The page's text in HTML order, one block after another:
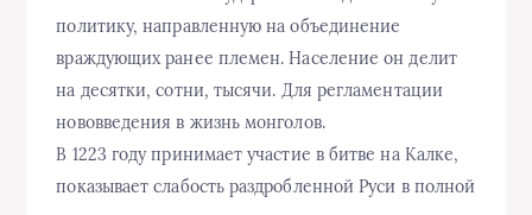
политику, направленную на объединение
враждующих ранее племен. Население он делит
на десятки, сотни, тысячи. Для регламентации
нововведения в жизнь монголов.
В 1223 году принимает участие в битве на Калке,
показывает слабость раздробленной Руси в полной